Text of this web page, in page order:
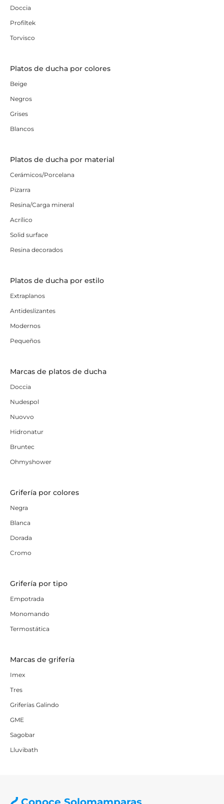
Doccia
Profiltek
Torvisco
Platos de ducha por colores
Beige
Negros
Grises
Blancos
Platos de ducha por material
Cerámicos/Porcelana
Pizarra
Resina/Carga mineral
Acrílico
Solid surface
Resina decorados
Platos de ducha por estilo
Extraplanos
Antideslizantes
Modernos
Pequeños
Marcas de platos de ducha
Doccia
Nudespol
Nuovvo
Hidronatur
Bruntec
Ohmyshower
Grifería por colores
Negra
Blanca
Dorada
Cromo
Grifería por tipo
Empotrada
Monomando
Termostática
Marcas de grifería
Imex
Tres
Griferías Galindo
GME
Sagobar
Lluvibath